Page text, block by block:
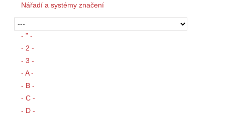
Nářadí a systémy značení
- " -
- 2 -
- 3 -
- A -
- B -
- C -
- D -